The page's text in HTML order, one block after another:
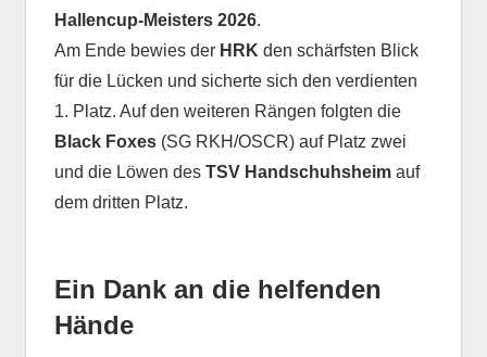
Hallencup-Meisters 2026.
Am Ende bewies der HRK den schärfsten Blick
für die Lücken und sicherte sich den verdienten
1. Platz. Auf den weiteren Rängen folgten die
Black Foxes(SG RKH/OSCR) auf Platz zwei
und die Löwen des TSV Handschuhsheimauf
dem dritten Platz.
Ein Dank an die helfenden
Hände